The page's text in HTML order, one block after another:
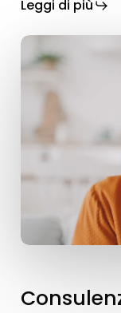
Leggi di più